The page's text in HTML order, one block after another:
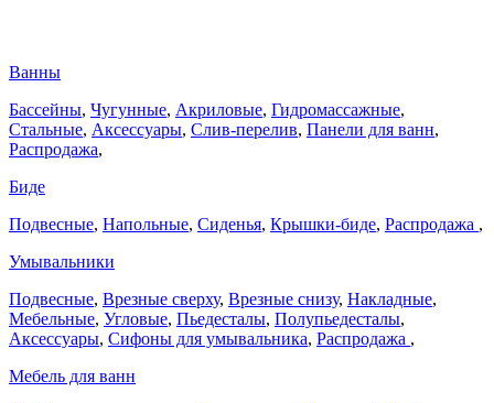
Ванны
Бассейны, Чугунные, Акриловые, Гидромассажные,
Стальные, Аксессуары, Слив-перелив, Панели для ванн,
Распродажа,
Биде
Подвесные, Напольные, Сиденья, Крышки-биде, Распродажа ,
Умывальники
Подвесные, Врезные сверху, Врезные снизу, Накладные,
Мебельные, Угловые, Пьедесталы, Полупьедесталы,
Аксессуары, Сифоны для умывальника, Распродажа ,
Мебель для ванн